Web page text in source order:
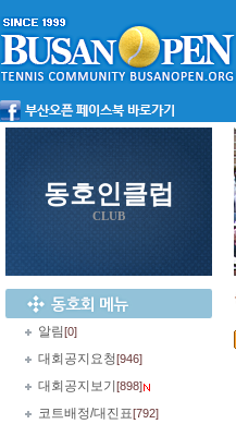
동호인클럽
CLUB
알림[0]
대회공지요청[946]
대회공지보기 [898]
코트배정/대진표[792]